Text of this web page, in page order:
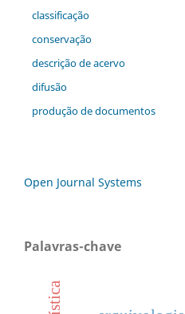
classificação
conservação
descrição de acervo
difusão
produção de documentos
Open Journal Systems
Palavras-chave